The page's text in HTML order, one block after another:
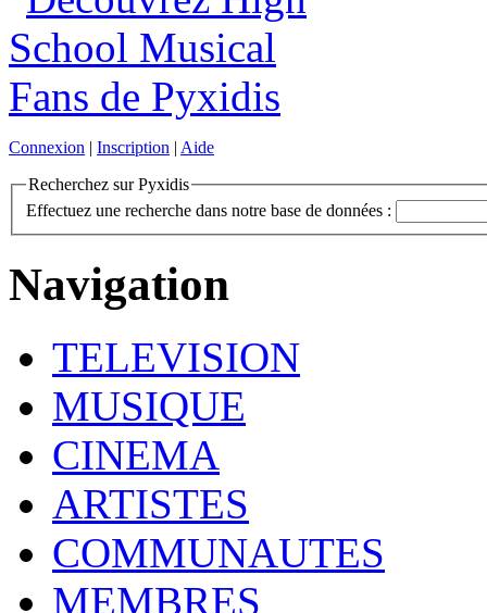
Connexion | Inscription | Aide
Recherchez sur Pyxidis
Effectuez une recherche dans notre base de données :
Navigation
TELEVISION
MUSIQUE
CINEMA
ARTISTES
COMMUNAUTES
MEMBRES